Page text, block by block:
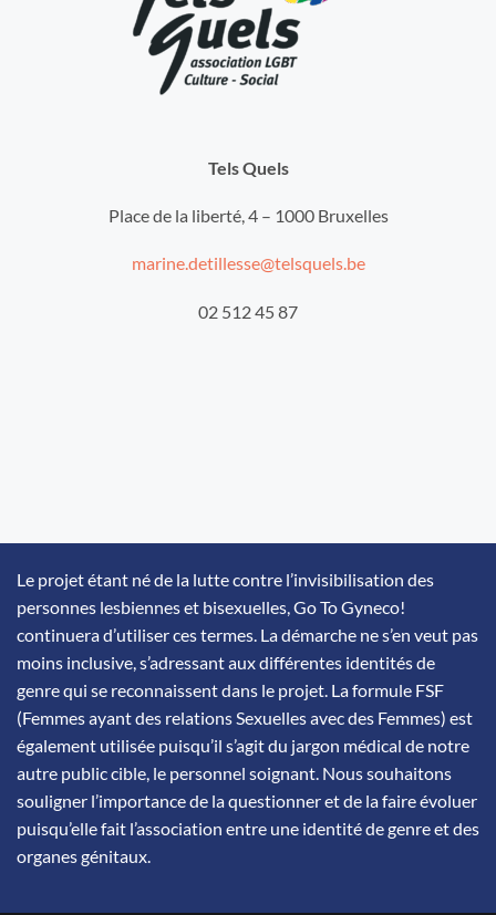
Tels Quels
Place de la liberté, 4 – 1000 Bruxelles
marine.detillesse@telsquels.be
02 512 45 87
Le projet étant né de la lutte contre l’invisibilisation des
personnes lesbiennes et bisexuelles, Go To Gyneco!
continuera d’utiliser ces termes. La démarche ne s’en veut pas
moins inclusive, s’adressant aux différentes identités de
genre qui se reconnaissent dans le projet. La formule FSF
(Femmes ayant des relations Sexuelles avec des Femmes) est
également utilisée puisqu’il s’agit du jargon médical de notre
autre public cible, le personnel soignant. Nous souhaitons
souligner l’importance de la questionner et de la faire évoluer
puisqu’elle fait l’association entre une identité de genre et des
organes génitaux.